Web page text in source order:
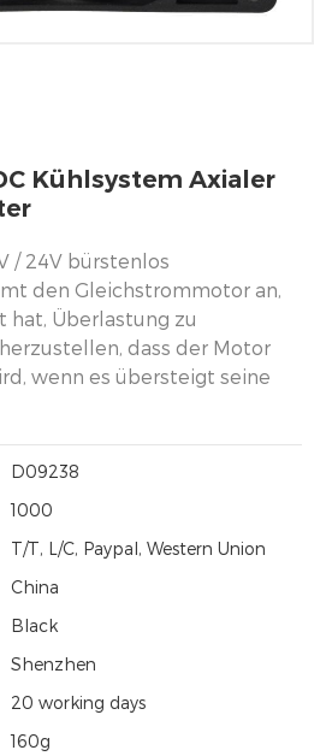
Kühlsystem Axialer
/ 24V bürstenlos
den Gleichstrommotor an,
hat, Überlastung zu
dass der Motor
wenn es übersteigt seine
D09238
1000
T/T, L/C, Paypal, Western Union
China
Black
Shenzhen
20 working days
160g